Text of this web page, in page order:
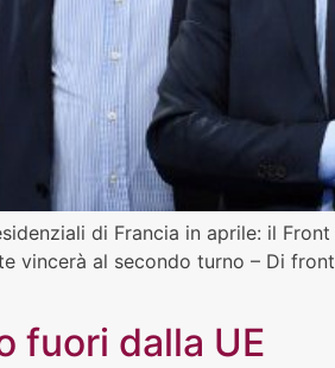
di Francia in aprile: il
vincerà al secondo turno – Di
fuori dalla UE